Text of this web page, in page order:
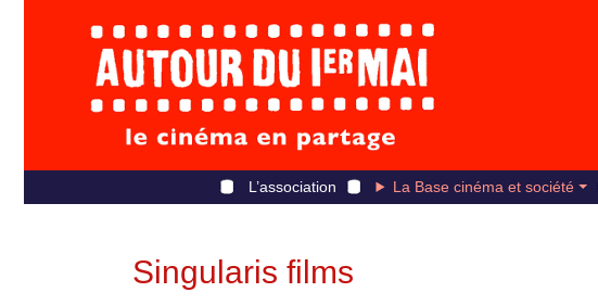
L’association La Base cinéma et société
Singularis films